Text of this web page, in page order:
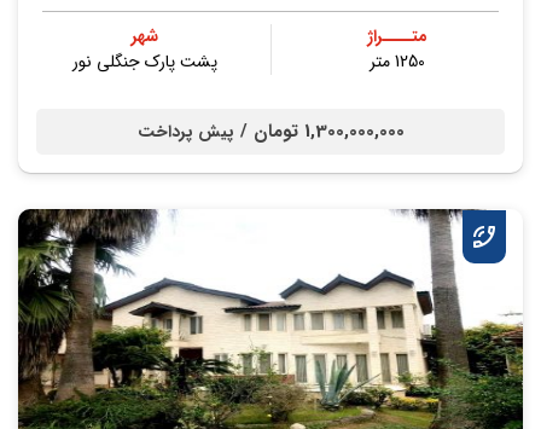
متــــراژ
1250 متر
شهر
پشت پارک جنگلی نور
1,300,000,000 تومان / پیش پرداخت